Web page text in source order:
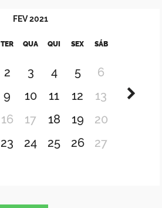
FEV2021
TER QUA QUI SEX SÁB
2 3 4 5
6
9 10 11 12
13
16 17 18 19
20
23 24 25 26
27